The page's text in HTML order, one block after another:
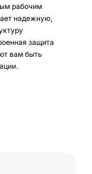
рабочим
надежную,
защита
вам быть